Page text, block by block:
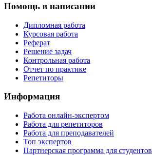
Помощь в написании
Дипломная работа
Курсовая работа
Реферат
Решение задач
Контрольная работа
Отчет по практике
Репетиторы
Информация
Работа онлайн-экспертом
Работа для репетиторов
Работа для преподавателей
Топ экспертов
Партнерская программа для студентов